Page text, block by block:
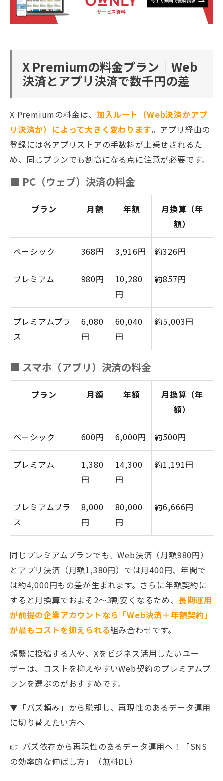
X Premiumの料金プラン｜Web
決済とアプリ決済で数千円の差
X Premiumの料金は、 加入ルート（Web決済かアプ
リ決済か）によって大きく変わります。アプリ経由の
登録には各アプリストアの手数料が上乗せされるた
め、同じプランでも割高になる点に注意が必要です。
■ PC（ウェブ）決済の料金
プラン 月額 年額
月換算（年
額）
ベーシック 368円 3,916円 約326円
プレミアム 980円
10,280
円
約857円
プレミアムプラ
ス
6,080
円
60,040
円
約5,003円
■ スマホ（アプリ）決済の料金
プラン 月額 年額
月換算（年
額）
ベーシック 600円 6,000円 約500円
プレミアム
1,380
円
14,300
円
約1,191円
プレミアムプラ
ス
8,000
円
80,000
円
約6,666円
同じプレミアムプランでも、Web決済（月額980円）
とアプリ決済（月額1,380円）では月400円、年間で
は約4,000円もの差が生まれます。さらに年額契約に
すると月換算でおよそ2〜3割安くなるため、 長期運用
が前提の企業アカウントなら「Web決済＋年額契約」
が最もコストを抑えられる組み合わせです。
頻繁に投稿する人や、Xをビジネス活用したいユー
ザーは、コストを抑えやすいWeb契約のプレミアムプ
ランを選ぶのがおすすめです。
▼「バズ頼み」から脱却し、再現性のあるデータ運用
に切り替えたい方へ
👉 バズ依存から再現性のあるデータ運用へ！「SNS
の効率的な伸ばし方」（無料DL）